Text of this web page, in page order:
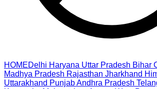
HOMEDelhi Haryana Uttar Pradesh Bihar
Madhya Pradesh Rajasthan Jharkhand
Uttarakhand PunjabAndhra Pradesh